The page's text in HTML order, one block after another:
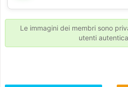
💕
Le immagini dei membri sono
utenti